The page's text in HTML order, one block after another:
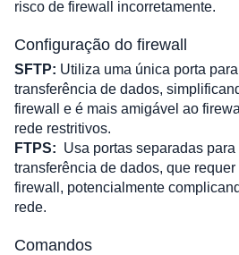
risco de firewall incorretamente.
Configuração do firewall
SFTP: Utiliza uma única porta
transferência de dados,
firewall e é mais amigável ao
rede restritivos.
FTPS: Usa portas separadas
transferência de dados, que
firewall, potencialmente
rede.
Comandos